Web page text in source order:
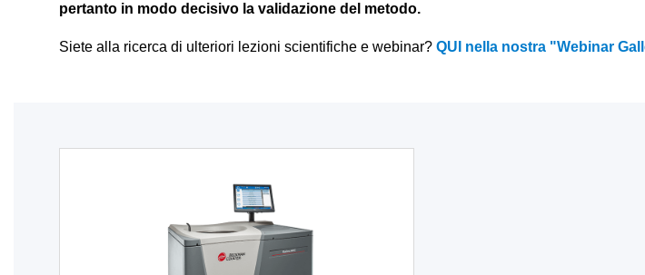
pertanto in modo decisivo la validazione del metodo.
Siete alla ricerca di ulteriori lezioni scientifiche e webinar? QUI nella nostra "Webinar